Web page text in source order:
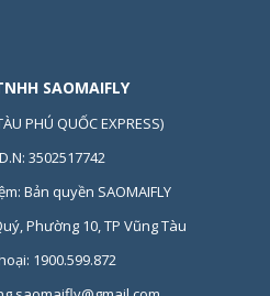
SAOMAIFLY
PHÚ QUỐC EXPRESS)
3502517742
Bản quyền SAOMAIFLY
Phường 10, TP Vũng Tàu
1900.599.872